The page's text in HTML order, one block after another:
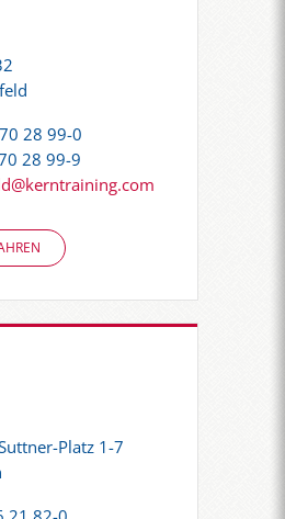
28 99-0
28 99-9
Platz 1-7